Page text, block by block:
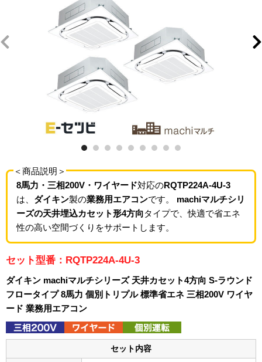
＜商品説明＞
8馬力・三相200V・ワイヤード対応のRQTP224A-4U-3
は、 ダイキン製の業務用エアコンです。 machiマルチシリ
ーズの天井埋込カセット形4方向タイプで、快適で省エネ
性の高い空間づくりをサポートします。
セット型番：RQTP224A-4U-3
ダイキン machiマルチシリーズ 天井カセット4方向 S-ラウンド
フロータイプ 8馬力 個別トリプル 標準省エネ 三相200V ワイヤ
ード 業務用エアコン
セット内容